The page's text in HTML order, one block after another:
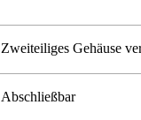
Zweiteiliges Gehäuse
Abschließbar